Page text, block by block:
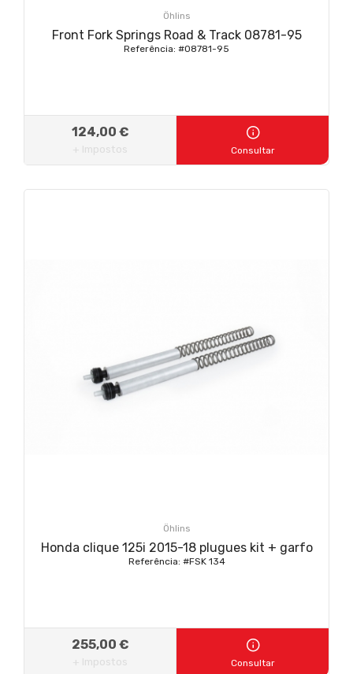
Öhlins
Front Fork Springs Road & Track 08781-95
Referência: #08781-95
124,00 €
+ Impostos Consultar
Öhlins
Honda clique 125i 2015-18 plugues kit + garfo
Referência: #FSK 134
255,00 €
+ Impostos Consultar